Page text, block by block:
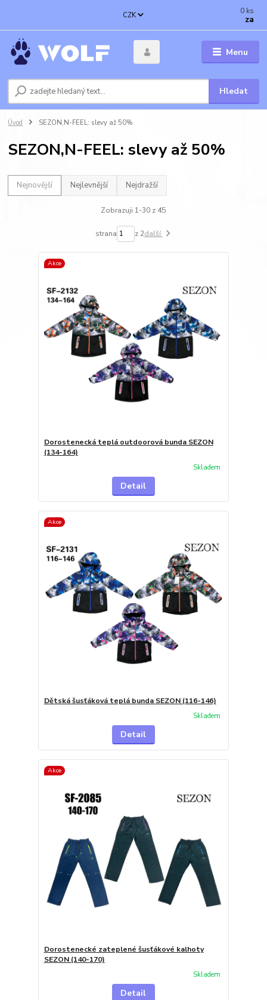
Menu
CZK
Hledat
0 ks
za
Úvod SEZON,N-FEEL: slevy až 50%
SEZON,N-FEEL: slevy až 50%
Nejnovější Nejlevnější Nejdražší
Zobrazuji 1-30 z 45
strana z 2další
Akce
Dorostenecká teplá outdoorová bunda SEZON
(134-164)
Skladem
Detail
Akce
Dětská šusťáková teplá bunda SEZON (116-146)
Skladem
Detail
Akce
Dorostenecké zateplené šusťákové kalhoty
SEZON (140-170)
Skladem
Detail